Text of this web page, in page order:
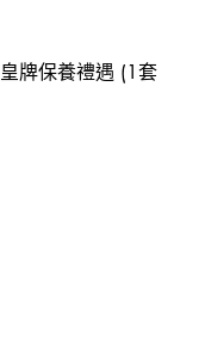
牌保養禮遇 (1套